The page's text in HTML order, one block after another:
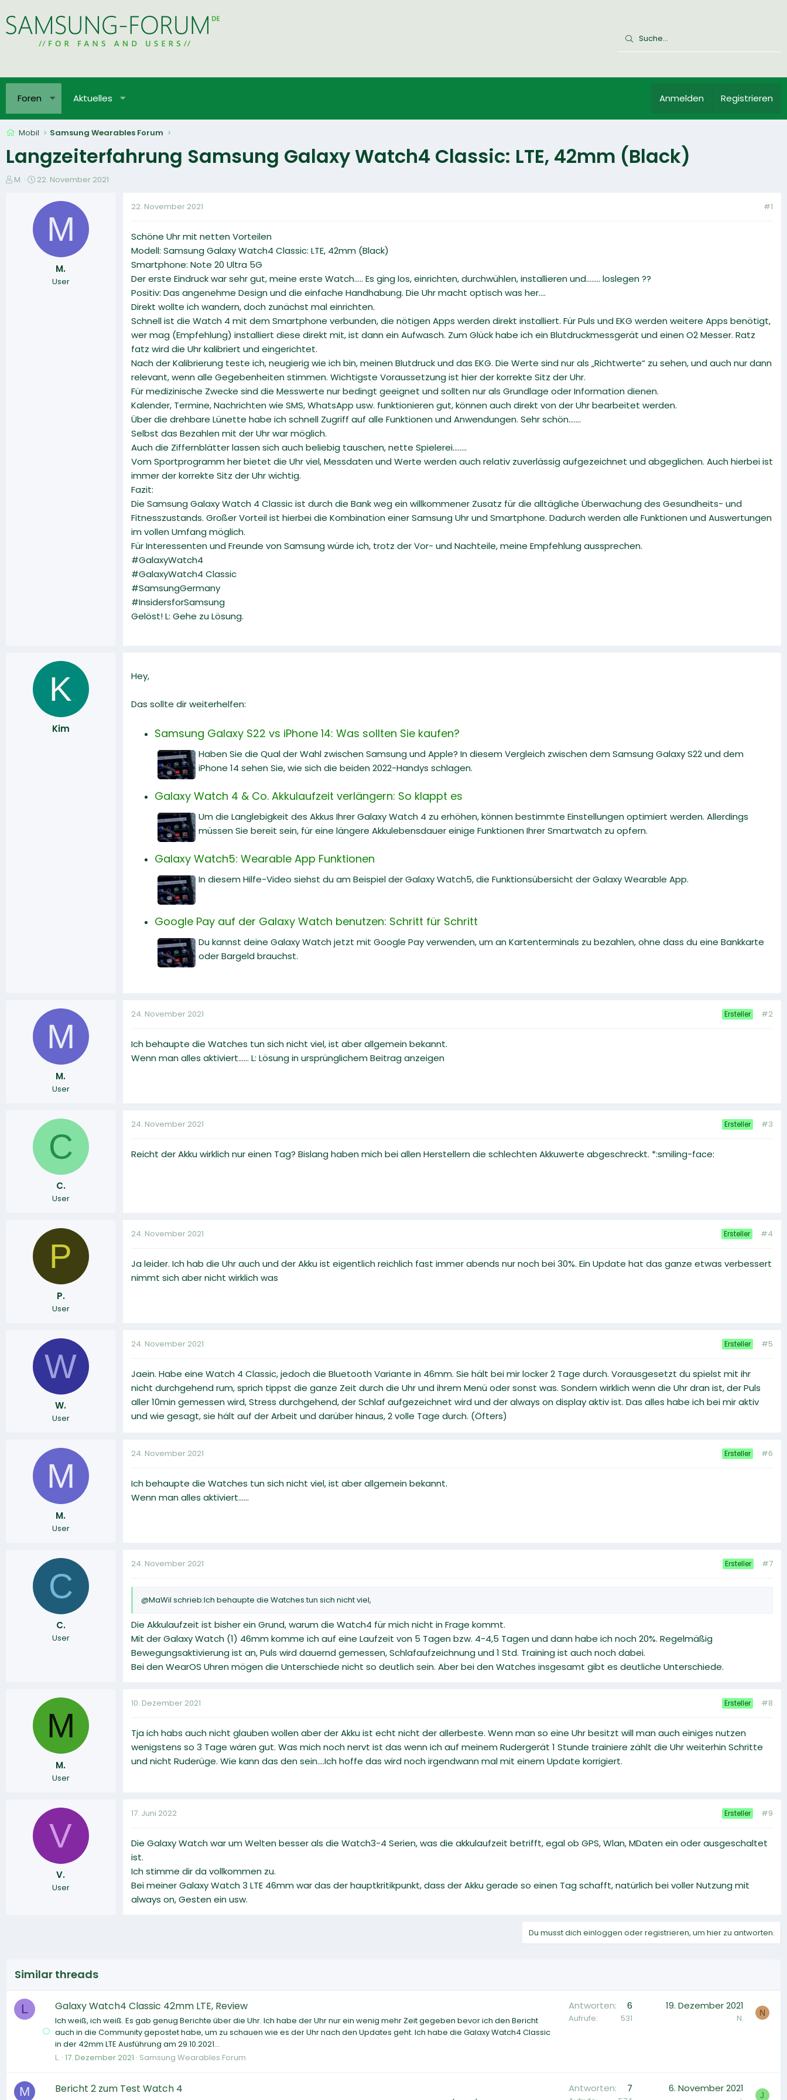
Foren Aktuelles Anmelden Registrieren
Mobil Samsung Wearables Forum
Langzeiterfahrung Samsung Galaxy Watch4 Classic: LTE, 42mm (Black)
E
M.
E
t
l
22. November 2021
M
M.
User
22. November 2021 #1
Schöne Uhr mit netten Vorteilen
Modell: Samsung Galaxy Watch4 Classic: LTE, 42mm (Black)
Smartphone: Note 20 Ultra 5G
Der erste Eindruck war sehr gut, meine erste Watch..... Es ging los, einrichten, durchwühlen, installieren und…….. loslegen ??
Positiv: Das angenehme Design und die einfache Handhabung. Die Uhr macht optisch was her….
Direkt wollte ich wandern, doch zunächst mal einrichten.
Schnell ist die Watch 4 mit dem Smartphone verbunden, die nötigen Apps werden direkt installiert. Für Puls und EKG werden weitere Apps benötigt,
wer mag (Empfehlung) installiert diese direkt mit, ist dann ein Aufwasch. Zum Glück habe ich ein Blutdruckmessgerät und einen O2 Messer. Ratz
fatz wird die Uhr kalibriert und eingerichtet.
Nach der Kalibrierung teste ich, neugierig wie ich bin, meinen Blutdruck und das EKG. Die Werte sind nur als „Richtwerte“ zu sehen, und auch nur dann
relevant, wenn alle Gegebenheiten stimmen. Wichtigste Voraussetzung ist hier der korrekte Sitz der Uhr.
Für medizinische Zwecke sind die Messwerte nur bedingt geeignet und sollten nur als Grundlage oder Information dienen.
Kalender, Termine, Nachrichten wie SMS, WhatsApp usw. funktionieren gut, können auch direkt von der Uhr bearbeitet werden.
Über die drehbare Lünette habe ich schnell Zugriff auf alle Funktionen und Anwendungen. Sehr schön…….
Selbst das Bezahlen mit der Uhr war möglich.
Auch die Ziffernblätter lassen sich auch beliebig tauschen, nette Spielerei……..
Vom Sportprogramm her bietet die Uhr viel, Messdaten und Werte werden auch relativ zuverlässig aufgezeichnet und abgeglichen. Auch hierbei ist
immer der korrekte Sitz der Uhr wichtig.
Fazit:
Die Samsung Galaxy Watch 4 Classic ist durch die Bank weg ein willkommener Zusatz für die alltägliche Überwachung des Gesundheits- und
Fitnesszustands. Großer Vorteil ist hierbei die Kombination einer Samsung Uhr und Smartphone. Dadurch werden alle Funktionen und Auswertungen
im vollen Umfang möglich.
Für Interessenten und Freunde von Samsung würde ich, trotz der Vor- und Nachteile, meine Empfehlung aussprechen.
#GalaxyWatch4
#GalaxyWatch4 Classic
#SamsungGermany
#InsidersforSamsung
Gelöst! L: Gehe zu Lösung.
K
Kim
Hey,
Das sollte dir weiterhelfen:
Samsung Galaxy S22 vs iPhone 14: Was sollten Sie kaufen?
Haben Sie die Qual der Wahl zwischen Samsung und Apple? In diesem Vergleich zwischen dem Samsung Galaxy S22 und dem
iPhone 14 sehen Sie, wie sich die beiden 2022-Handys schlagen.
Galaxy Watch 4 & Co. Akkulaufzeit verlängern: So klappt es
Um die Langlebigkeit des Akkus Ihrer Galaxy Watch 4 zu erhöhen, können bestimmte Einstellungen optimiert werden. Allerdings
müssen Sie bereit sein, für eine längere Akkulebensdauer einige Funktionen Ihrer Smartwatch zu opfern.
Galaxy Watch5: Wearable App Funktionen
In diesem Hilfe-Video siehst du am Beispiel der Galaxy Watch5, die Funktionsübersicht der Galaxy Wearable App.
Google Pay auf der Galaxy Watch benutzen: Schritt für Schritt
Du kannst deine Galaxy Watch jetzt mit Google Pay verwenden, um an Kartenterminals zu bezahlen, ohne dass du eine Bankkarte
oder Bargeld brauchst.
M
M.
User
24. November 2021 Ersteller #2
Ich behaupte die Watches tun sich nicht viel, ist aber allgemein bekannt.
Wenn man alles aktiviert...... L: Lösung in ursprünglichem Beitrag anzeigen
C
C.
User
24. November 2021 Ersteller #3
Reicht der Akku wirklich nur einen Tag? Bislang haben mich bei allen Herstellern die schlechten Akkuwerte abgeschreckt. *:smiling-face:
P
P.
User
24. November 2021 Ersteller #4
Ja leider. Ich hab die Uhr auch und der Akku ist eigentlich reichlich fast immer abends nur noch bei 30%. Ein Update hat das ganze etwas verbessert
nimmt sich aber nicht wirklich was
W
W.
User
24. November 2021 Ersteller #5
Jaein. Habe eine Watch 4 Classic, jedoch die Bluetooth Variante in 46mm. Sie hält bei mir locker 2 Tage durch. Vorausgesetzt du spielst mit ihr
nicht durchgehend rum, sprich tippst die ganze Zeit durch die Uhr und ihrem Menü oder sonst was. Sondern wirklich wenn die Uhr dran ist, der Puls
aller 10min gemessen wird, Stress durchgehend, der Schlaf aufgezeichnet wird und der always on display aktiv ist. Das alles habe ich bei mir aktiv
und wie gesagt, sie hält auf der Arbeit und darüber hinaus, 2 volle Tage durch. (Öfters)
M
M.
User
24. November 2021 Ersteller #6
Ich behaupte die Watches tun sich nicht viel, ist aber allgemein bekannt.
Wenn man alles aktiviert......
C
C.
User
24. November 2021 Ersteller #7
@MaWil schrieb:Ich behaupte die Watches tun sich nicht viel,
Die Akkulaufzeit ist bisher ein Grund, warum die Watch4 für mich nicht in Frage kommt.
Mit der Galaxy Watch (1) 46mm komme ich auf eine Laufzeit von 5 Tagen bzw. 4-4,5 Tagen und dann habe ich noch 20%. Regelmäßig
Bewegungsaktivierung ist an, Puls wird dauernd gemessen, Schlafaufzeichnung und 1 Std. Training ist auch noch dabei.
Bei den WearOS Uhren mögen die Unterschiede nicht so deutlich sein. Aber bei den Watches insgesamt gibt es deutliche Unterschiede.
M
M.
User
10. Dezember 2021 Ersteller #8
Tja ich habs auch nicht glauben wollen aber der Akku ist echt nicht der allerbeste. Wenn man so eine Uhr besitzt will man auch einiges nutzen
wenigstens so 3 Tage wären gut. Was mich noch nervt ist das wenn ich auf meinem Rudergerät 1 Stunde trainiere zählt die Uhr weiterhin Schritte
und nicht Ruderüge. Wie kann das den sein....Ich hoffe das wird noch irgendwann mal mit einem Update korrigiert.
V
V.
User
17. Juni 2022 Ersteller #9
Die Galaxy Watch war um Welten besser als die Watch3-4 Serien, was die akkulaufzeit betrifft, egal ob GPS, Wlan, MDaten ein oder ausgeschaltet
ist.
Ich stimme dir da vollkommen zu.
Bei meiner Galaxy Watch 3 LTE 46mm war das der hauptkritikpunkt, dass der Akku gerade so einen Tag schafft, natürlich bei voller Nutzung mit
always on, Gesten ein usw.
Du musst dich einloggen oder registrieren, um hier zu antworten.
Similar threads
L Galaxy Watch4 Classic 42mm LTE, Review
Ich weiß, ich weiß. Es gab genug Berichte über die Uhr. Ich habe der Uhr nur ein wenig mehr Zeit gegeben bevor ich den Bericht
auch in die Community gepostet habe, um zu schauen wie es der Uhr nach den Updates geht. Ich habe die Galaxy Watch4 Classic
in der 42mm LTE Ausführung am 29.10.2021...
L. 17. Dezember 2021 Samsung Wearables Forum
Antworten 6
Aufrufe 531
19. Dezember 2021
N. N
M Bericht 2 zum Test Watch 4 Antworten 7 6. November 2021
J